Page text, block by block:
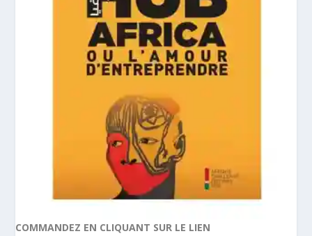
COMMANDEZ EN CLIQUANT SUR LE LIEN